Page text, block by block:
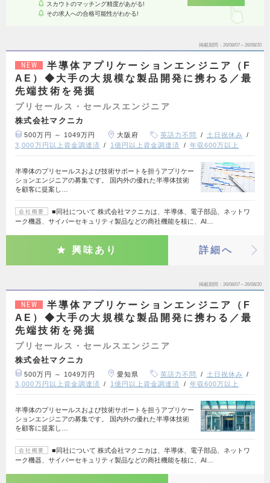
スカウトのマッチング精度があがる!
その求人への合格可能性がわかる!
掲載期間 26/08/07～26/08/20
NEW
半導体アプリケーションエンジニア（F
AE）◆大手の大規模な製品開発に携わる／最
先端技術を発掘
プリセールス・セールスエンジニア
株式会社マクニカ
500万円 ～ 1049万円 大阪府 英語力不問
土日祝休み
3,000万円以上資金調達済
1億円以上資金調達済 年収600万以上
半導体のプリセールスおよび技術サポートを担うアプリケー
ションエンジニアの募集です。 国内外の優れた半導体技術
を顧客に提案し…
会社概要
■同社について 株式会社マクニカは、半導体、電子部品、ネットワ
ーク機器、サイバーセキュリティ製品などの商社機能を核に、AI…
興味あり 詳細へ
掲載期間 26/08/07～26/08/20
NEW
半導体アプリケーションエンジニア（F
AE）◆大手の大規模な製品開発に携わる／最
先端技術を発掘
プリセールス・セールスエンジニア
株式会社マクニカ
500万円 ～ 1049万円 愛知県 英語力不問
土日祝休み
3,000万円以上資金調達済
1億円以上資金調達済 年収600万以上
半導体のプリセールスおよび技術サポートを担うアプリケー
ションエンジニアの募集です。 国内外の優れた半導体技術
を顧客に提案し…
会社概要
■同社について 株式会社マクニカは、半導体、電子部品、ネットワ
ーク機器、サイバーセキュリティ製品などの商社機能を核に、AI…